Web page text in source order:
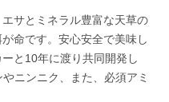
サとミネラル豊富な天草の
命です。安心安全で美味し
と10年に渡り共同開発し
ニンニク、また、必須アミ